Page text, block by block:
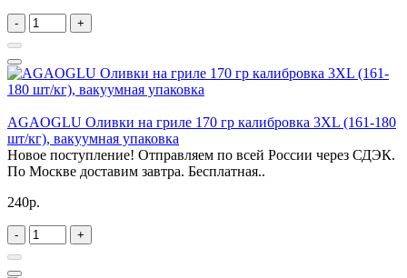
- +
AGAOGLU Оливки на гриле 170 гр калибровка 3XL (161-180
шт/кг), вакуумная упаковка
Новое поступление! Отправляем по всей России через СДЭК.
По Москве доставим завтра. Бесплатная..
240р.
- +